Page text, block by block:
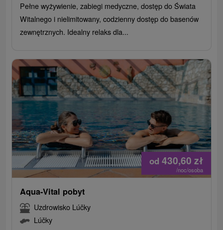
Pełne wyżywienie, zabiegi medyczne, dostęp do Świata
Witalnego i nielimitowany, codzienny dostęp do basenów
zewnętrznych. Idealny relaks dla...
od 430,60 zł
/noc/osoba
Aqua-Vital pobyt
Uzdrowisko Lúčky
Lúčky